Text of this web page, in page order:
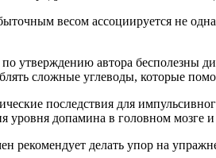
весом ассоциируется не
утверждению автора бесполезны
сложные углеводы, которые
последствия для
уровня допамина в головном мозге
делать упор на